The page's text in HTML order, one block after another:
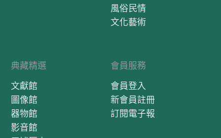
室主要是展示鏡湖醫院慈
善會屬下之醫院和學校等
的發展歷程，當中包括了
足。此外該室還有昔日鏡
1923年創辦的鏡湖護理
學院的教學工具和各時期
的珍貴歷史照片，其中
風俗民情
文化藝術
典藏精選
文獻館
圖像館
器物館
影音館
會員服務
會員登入
新會員註冊
訂閱電子報